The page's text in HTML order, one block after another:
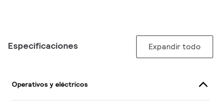
Especificaciones Expandir todo
Operativos y eléctricos